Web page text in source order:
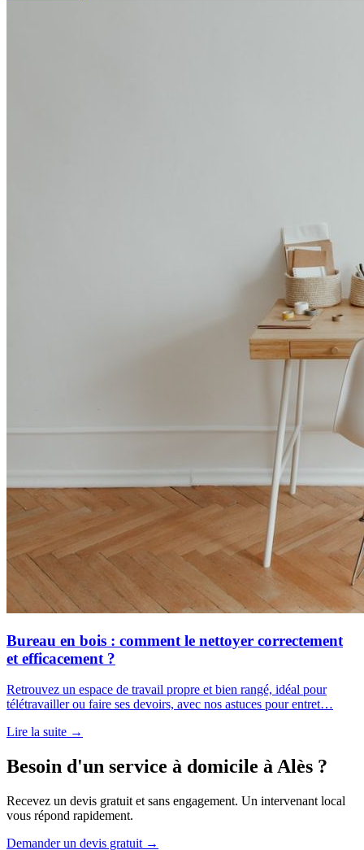
Bureau en bois : comment le nettoyer correctement
et efficacement ?
Retrouvez un espace de travail propre et bien rangé, idéal pour
télétravailler ou faire ses devoirs, avec nos astuces pour entret…
Lire la suite →
Besoin d'un service à domicile à Alès ?
Recevez un devis gratuit et sans engagement. Un intervenant local
vous répond rapidement.
Demander un devis gratuit →